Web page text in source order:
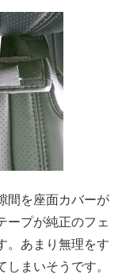
間を座面カバーが
ープが純正のフェ
。あまり無理をす
まいそうです。